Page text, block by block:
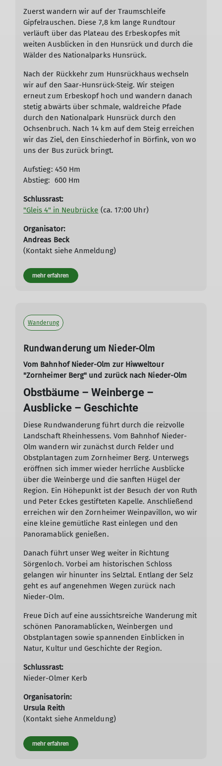
Zuerst wandern wir auf der Traumschleife
Gipfelrauschen. Diese 7,8 km lange Rundtour
verläuft über das Plateau des Erbeskopfes mit
weiten Ausblicken in den Hunsrück und durch die
Wälder des Nationalparks Hunsrück.
Nach der Rückkehr zum Hunsrückhaus wechseln
wir auf den Saar-Hunsrück-Steig. Wir steigen
erneut zum Erbeskopf hoch und wandern danach
stetig abwärts über schmale, waldreiche Pfade
durch den Nationalpark Hunsrück durch den
Ochsenbruch. Nach 14 km auf dem Steig erreichen
wir das Ziel, den Einschiederhof in Börfink, von wo
uns der Bus zurück bringt.
Aufstieg: 450 Hm
Abstieg: 600 Hm
Schlussrast:
"Gleis 4" in Neubrücke (ca. 17:00 Uhr)
Organisator:
Andreas Beck
(Kontakt siehe Anmeldung)
mehr erfahren
Wanderung
Rundwanderung um Nieder-Olm
Vom Bahnhof Nieder-Olm zur Hiwweltour
"Zornheimer Berg" und zurück nach Nieder-Olm
Obstbäume – Weinberge –
Ausblicke – Geschichte
Diese Rundwanderung führt durch die reizvolle
Landschaft Rheinhessens. Vom Bahnhof Nieder-
Olm wandern wir zunächst durch Felder und
Obstplantagen zum Zornheimer Berg. Unterwegs
eröffnen sich immer wieder herrliche Ausblicke
über die Weinberge und die sanften Hügel der
Region. Ein Höhepunkt ist der Besuch der von Ruth
und Peter Eckes gestifteten Kapelle. Anschließend
erreichen wir den Zornheimer Weinpavillon, wo wir
eine kleine gemütliche Rast einlegen und den
Panoramablick genießen.
Danach führt unser Weg weiter in Richtung
Sörgenloch. Vorbei am historischen Schloss
gelangen wir hinunter ins Selztal. Entlang der Selz
geht es auf angenehmen Wegen zurück nach
Nieder-Olm.
Freue Dich auf eine aussichtsreiche Wanderung mit
schönen Panoramablicken, Weinbergen und
Obstplantagen sowie spannenden Einblicken in
Natur, Kultur und Geschichte der Region.
Schlussrast:
Nieder-Olmer Kerb
Organisatorin:
Ursula Reith
(Kontakt siehe Anmeldung)
mehr erfahren